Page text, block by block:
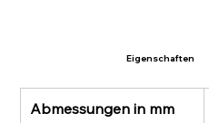
Eigenschaften
Abmessungen in mm